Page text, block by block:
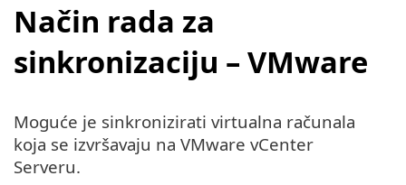
Način rada za
sinkronizaciju – VMware
Moguće je sinkronizirati virtualna računala
koja se izvršavaju na VMware vCenter
Serveru.